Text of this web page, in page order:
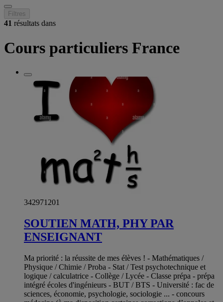
Filtres
41 résultats dans
Cours particuliers France
342971201
SOUTIEN MATH, PHY PAR
ENSEIGNANT
Ma priorité : la réussite de mes élèves ! - Mathématiques /
Physique / Chimie / Proba - Stat / Test psychotechnique et
logique / calculatrice - Collège / Lycée - Classe prépa - prépa
intégré écoles d'ingénieurs - BUT / BTS - Université : fac de
sciences, économie, psychologie, sociologie ... - concours